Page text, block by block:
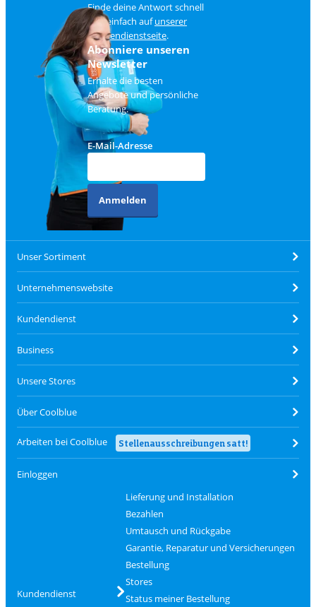
Finde deine Antwort schnell
und einfach aufunserer
Kundendienstseite.
Abonniere unseren
Newsletter
Erhalte die besten
Angebote und persönliche
Beratung.
E-Mail-Adresse
Anmelden
Unser Sortiment
Unternehmenswebsite
Kundendienst
Business
Unsere Stores
Über Coolblue
Arbeiten bei Coolblue Stellenausschreibungen satt!
Einloggen
Kundendienst
Lieferung und Installation
Bezahlen
Umtausch und Rückgabe
Garantie, Reparatur und Versicherungen
Bestellung
Stores
Status meiner Bestellung